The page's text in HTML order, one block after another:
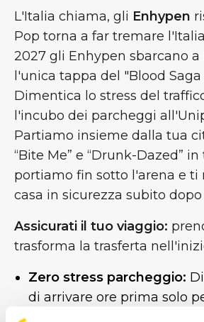
L'Italia chiama, gli Enhypen
Pop torna a far tremare
2027 gli Enhypen sbarcano
l'unica tappa del "Blood Saga
Dimentica lo stress del
l'incubo dei parcheggi
Partiamo insieme dalla tua
“Bite Me” e “Drunk-Dazed”
portiamo fin sotto l'arena e ti
casa in sicurezza subito dopo
Assicurati il tuo viaggio:
trasforma la trasferta
Zero stress parcheggio:
di arrivare ore prima solo
posto a chilometri